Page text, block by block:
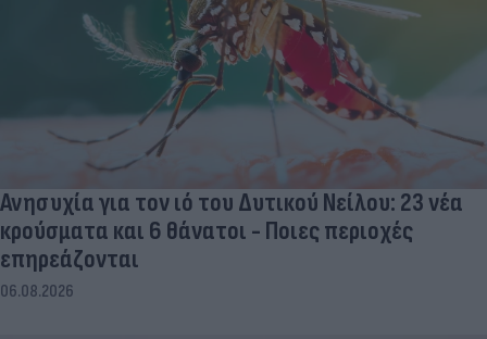
Ανησυχία για τον ιό του Δυτικού Νείλου: 23 νέα
κρούσματα και 6 θάνατοι - Ποιες περιοχές
επηρεάζονται
06.08.2026